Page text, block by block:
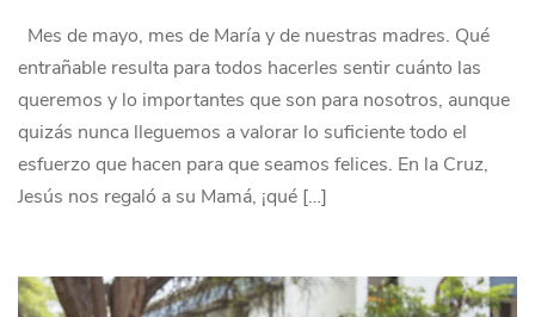
Mes de mayo, mes de María y de nuestras madres. Qué
entrañable resulta para todos hacerles sentir cuánto las
queremos y lo importantes que son para nosotros, aunque
quizás nunca lleguemos a valorar lo suficiente todo el
esfuerzo que hacen para que seamos felices. En la Cruz,
Jesús nos regaló a su Mamá, ¡qué […]